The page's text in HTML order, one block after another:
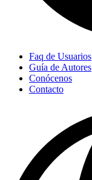
Faq de Usuarios
Guía de Autores
Conócenos
Contacto